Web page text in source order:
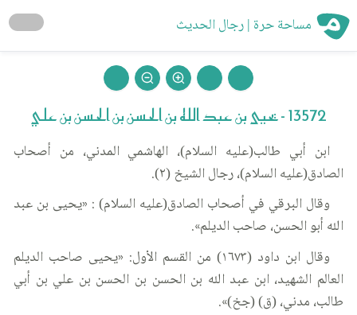
مساحة حرة | رجال الحديث
13572 - يحيى بن عبد الله بن الحسن بن الحسن بن علي
ابن أبي طالب(عليه السلام)، الهاشمي المدني، من أصحاب
الصادق(عليه السلام)، رجال الشيخ (٢).
وقال البرقي في أصحاب الصادق(عليه السلام) : «يحيى بن عبد
الله أبو الحسن، صاحب الديلم».
وقال ابن داود (١٦٧٣) من القسم الأول: «يحيى صاحب الديلم
العالم الشهيد، ابن عبد الله بن الحسن بن الحسن بن علي بن أبي
طالب، مدني، (ق) (جخ)».